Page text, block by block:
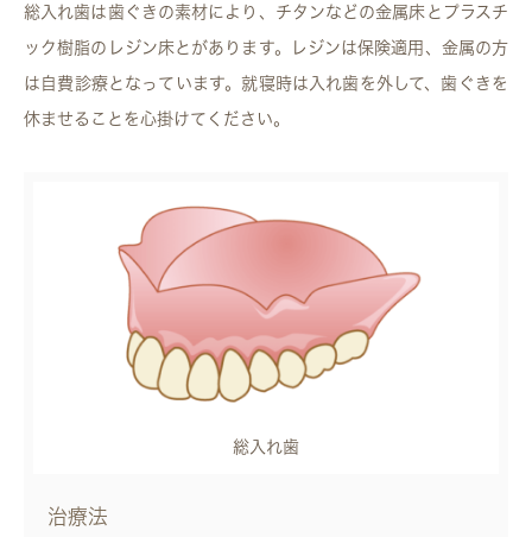
総入れ歯は歯ぐきの素材により、チタンなどの金属床とプラスチ
ック樹脂のレジン床とがあります。レジンは保険適用、金属の方
は自費診療となっています。就寝時は入れ歯を外して、歯ぐきを
休ませることを心掛けてください。
総入れ歯
治療法